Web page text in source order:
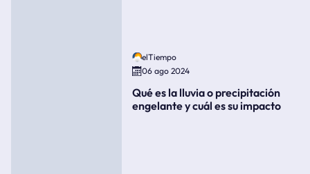
elTiempo
06 ago 2024
Qué es la lluvia o precipitación
engelante y cuál es su impacto